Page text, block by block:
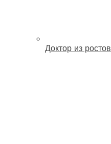
Доктор из